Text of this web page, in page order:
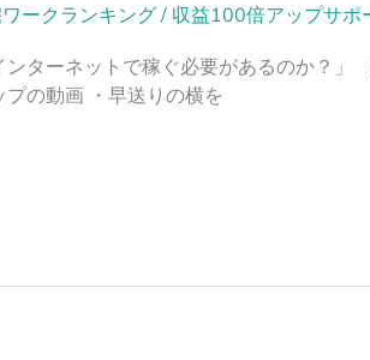
ークランキング/ 収益100倍アップサポ
ターネットで稼ぐ必要があるのか？
の動画 ・早送りの横を